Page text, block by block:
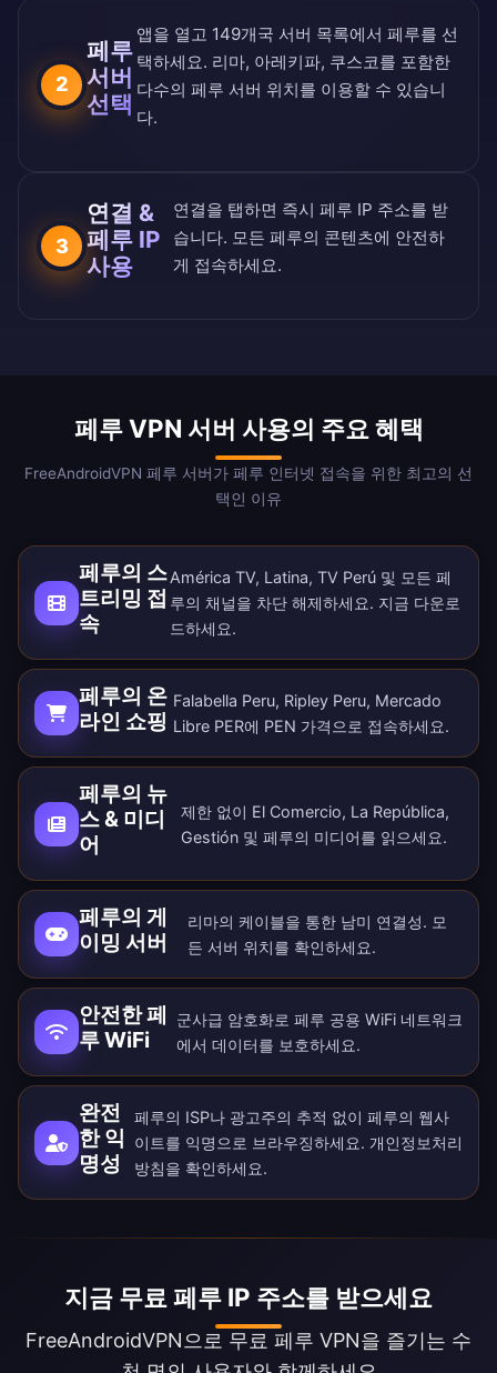
2
페루
서버
선택
앱을 열고 149개국 서버 목록에서 페루를 선
택하세요. 리마, 아레키파, 쿠스코를 포함한
다수의 페루 서버 위치를 이용할 수 있습니
다.
3
연결 &
페루 IP
사용
연결을 탭하면 즉시 페루 IP 주소를 받
습니다. 모든 페루의 콘텐츠에 안전하
게 접속하세요.
페루 VPN 서버 사용의 주요 혜택
FreeAndroidVPN 페루 서버가 페루 인터넷 접속을 위한 최고의 선
택인 이유
페루의 스
트리밍 접
속
América TV, Latina, TV Perú 및 모든 페
루의 채널을 차단 해제하세요. 지금 다운로
드하세요.
페루의 온
라인 쇼핑
Falabella Peru, Ripley Peru, Mercado
Libre PER에 PEN 가격으로 접속하세요.
페루의 뉴
스 & 미디
어
제한 없이 El Comercio, La República,
Gestión 및 페루의 미디어를 읽으세요.
페루의 게
이밍 서버
리마의 케이블을 통한 남미 연결성. 모
든서버 위치를 확인하세요.
안전한 페
루 WiFi
군사급 암호화로 페루 공용 WiFi 네트워크
에서 데이터를 보호하세요.
완전
한 익
명성
페루의 ISP나 광고주의 추적 없이 페루의 웹사
이트를 익명으로 브라우징하세요. 개인정보처리
방침을 확인하세요.
지금 무료 페루 IP 주소를 받으세요
FreeAndroidVPN으로 무료 페루 VPN을 즐기는 수